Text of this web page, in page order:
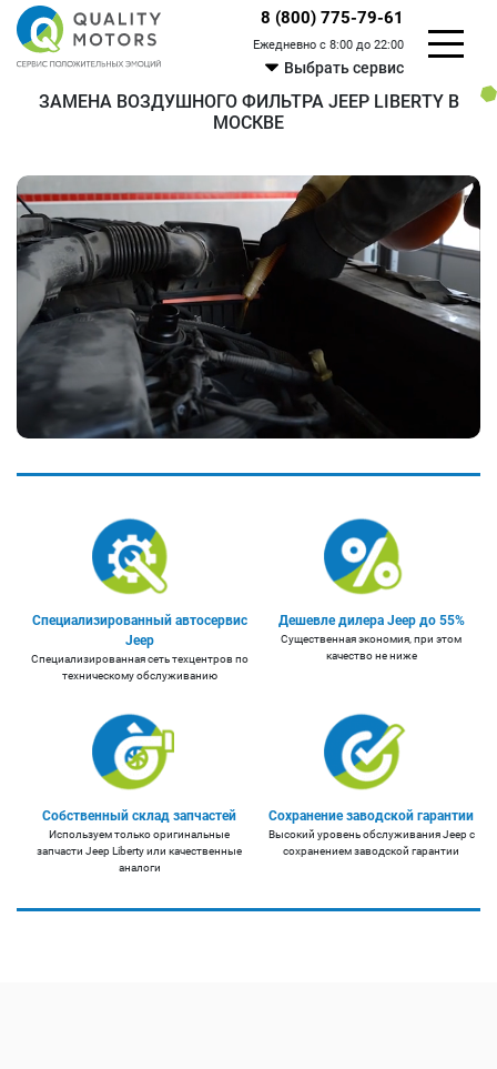
8 (800) 775-79-61
Ежедневно с 8:00 до 22:00
Выбрать сервис
ЗАМЕНА ВОЗДУШНОГО ФИЛЬТРА JEEP LIBERTY В
МОСКВЕ
Специализированный автосервис
Jeep
Специализированная сеть техцентров по
техническому обслуживанию
Дешевле дилера Jeep до 55%
Существенная экономия, при этом
качество не ниже
Собственный склад запчастей
Используем только оригинальные
запчасти Jeep Liberty или качественные
аналоги
Сохранение заводской гарантии
Высокий уровень обслуживания Jeep с
сохранением заводской гарантии